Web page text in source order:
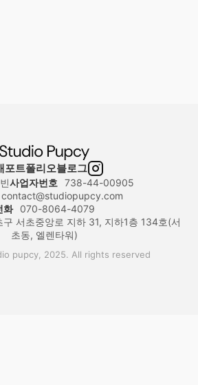
포트폴리오블로그
사업자번호
738-44-00905
contact@studiopupcy.com
화
070-8064-4079
서초중앙로 지하 31, 지하1층 134호(서
초동, 엘렌타워)
pupcy, 2025. All rights reserved